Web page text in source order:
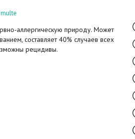
аллергическую природу. Может
составляет 40% случаев всех
рецидивы.